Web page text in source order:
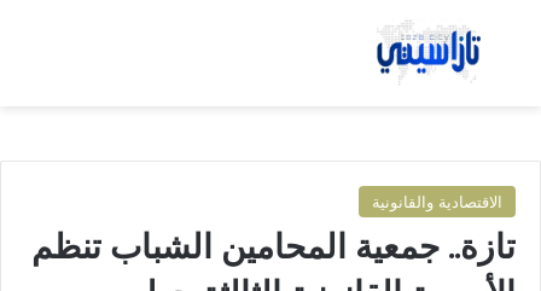
بحث عن
الاقتصادية والقانونية
تازة.. جمعية المحامين الشباب تنظم